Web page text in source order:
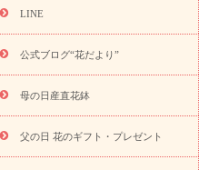
誕生日なんです」キャンペーン
当日配達特急便
お祝い商品
新築・引っ越し祝い
退院祝い・快気祝い
還暦
ットのお祝いフラワー
お供え・お悔やみの花
儀に贈る花
お供え お花とセッ
LINE
公式ブログ“花だより”
母の日産直花鉢
父の日 花のギフト・プレゼント